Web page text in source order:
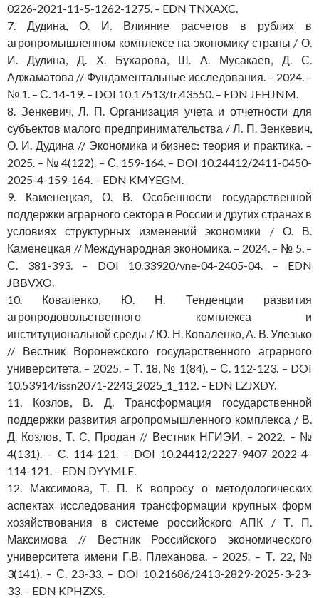
0226-2021-11-5-1262-1275. – EDN TNXAXC.
7. Дудина, О. И. Влияние расчетов в рублях в
агропромышленном комплексе на экономику страны / О.
И. Дудина, Д. Х. Бухарова, Ш. А. Мусакаев, Д. С.
Аджаматова // Фундаментальные исследования. – 2024. –
№ 1. – С. 14-19. – DOI 10.17513/fr.43550. – EDN JFHJNM.
8. Зенкевич, Л. П. Организация учета и отчетности для
субъектов малого предпринимательства / Л. П. Зенкевич,
О. И. Дудина // Экономика и бизнес: теория и практика. –
2025. – № 4(122). – С. 159-164. – DOI 10.24412/2411-0450-
2025-4-159-164. – EDN KMYEGM.
9. Каменецкая, О. В. Особенности государственной
поддержки аграрного сектора в России и других странах в
условиях структурных изменений экономики / О. В.
Каменецкая // Международная экономика. – 2024. – № 5. –
С. 381-393. – DOI 10.33920/vne-04-2405-04. – EDN
JBBVXO.
10. Коваленко, Ю. Н. Тенденции развития
агропродовольственного комплекса и
институциональной среды / Ю. Н. Коваленко, А. В. Улезько
// Вестник Воронежского государственного аграрного
университета. – 2025. – Т. 18, № 1(84). – С. 112-123. – DOI
10.53914/issn2071-2243_2025_1_112. – EDN LZJXDY.
11. Козлов, В. Д. Трансформация государственной
поддержки развития агропромышленного комплекса / В.
Д. Козлов, Т. С. Продан // Вестник НГИЭИ. – 2022. – №
4(131). – С. 114-121. – DOI 10.24412/2227-9407-2022-4-
114-121. – EDN DYYMLE.
12. Максимова, Т. П. К вопросу о методологических
аспектах исследования трансформации крупных форм
хозяйствования в системе российского АПК / Т. П.
Максимова // Вестник Российского экономического
университета имени Г.В. Плеханова. – 2025. – Т. 22, №
3(141). – С. 23-33. – DOI 10.21686/2413-2829-2025-3-23-
33. – EDN KPHZXS.